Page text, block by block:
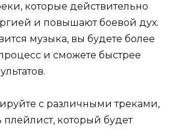
которые действительно
и повышают боевой дух.
музыка, вы будете более
и сможете быстрее
с различными треками,
плейлист, который будет